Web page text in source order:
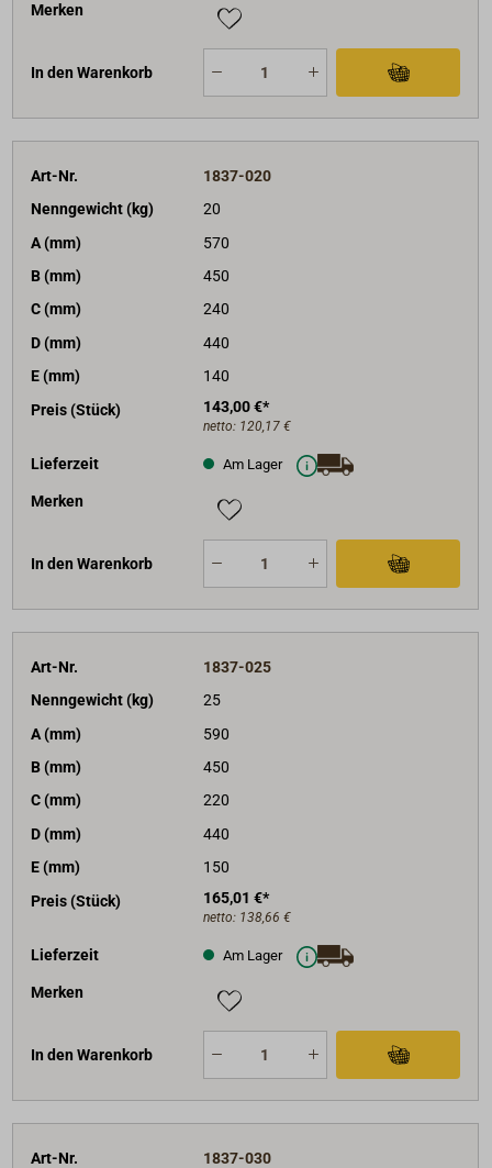
Merken
In den Warenkorb
Art-Nr.
1837-020
Nenngewicht (kg)
20
A (mm)
570
B (mm)
450
C (mm)
240
D (mm)
440
E (mm)
140
Preis (Stück)
143,00 €*
netto: 120,17 €
Lieferzeit Am Lager
Merken
In den Warenkorb
Art-Nr.
1837-025
Nenngewicht (kg)
25
A (mm)
590
B (mm)
450
C (mm)
220
D (mm)
440
E (mm)
150
Preis (Stück)
165,01 €*
netto: 138,66 €
Lieferzeit Am Lager
Merken
In den Warenkorb
Art-Nr.
1837-030